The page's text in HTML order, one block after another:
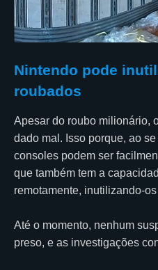
Nintendo pode
roubados
Apesar do roubo milionário,
dado mal. Isso porque, ao
consoles podem ser
que também tem a
remotamente, inutilizando-
Até o momento, nenhum
preso, e as investigações